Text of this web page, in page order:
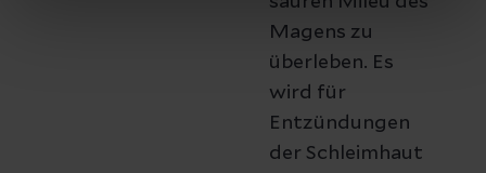
Magens zu
überleben. Es
wird für
Entzündungen
der Schleimhaut